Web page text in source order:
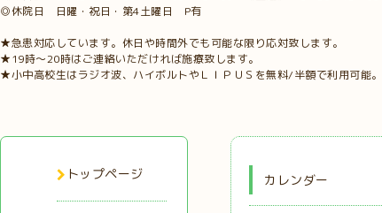
◎休院日 日曜・祝日・第4土曜日 P有
★急患対応しています。休日や時間外でも可能な限り応対致します。
★19時～20時はご連絡いただければ施療致します。
★小中高校生はラジオ波、ハイボルトやＬＩＰＵＳを無料/半額で利用可能
カレンダー
トップページ